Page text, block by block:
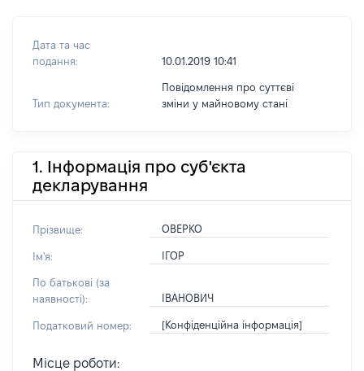
Дата та час
подання:
10.01.2019 10:41
Тип документа:
Повідомлення про суттєві
зміни y майновому стані
1. Інформація про суб'єкта
декларування
Прізвище: ОВЕРКО
Ім'я: ІГОР
По батькові (за
наявності):
ІВАНОВИЧ
Податковий номер: [Конфіденційна інформація]
Місце роботи: